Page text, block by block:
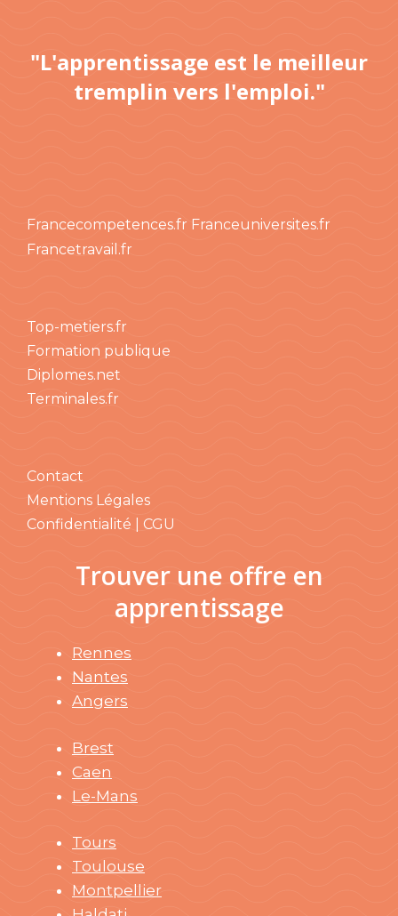
"L'apprentissage est le meilleur
tremplin vers l'emploi."
Francecompetences.fr Franceuniversites.fr
Francetravail.fr
Top-metiers.fr
Formation publique
Diplomes.net
Terminales.fr
Contact
Mentions Légales
Confidentialité | CGU
Trouver une offre en
apprentissage
Rennes
Nantes
Angers
Brest
Caen
Le-Mans
Tours
Toulouse
Montpellier